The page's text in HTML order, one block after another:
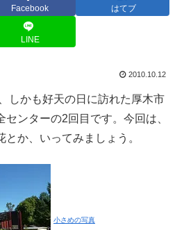
Facebook はてブ
LINE
2010.10.12
しかも好天の日に訪れた厚木市
ンターの2回目です。今回は、
か、いってみましょう。
小さめの写真